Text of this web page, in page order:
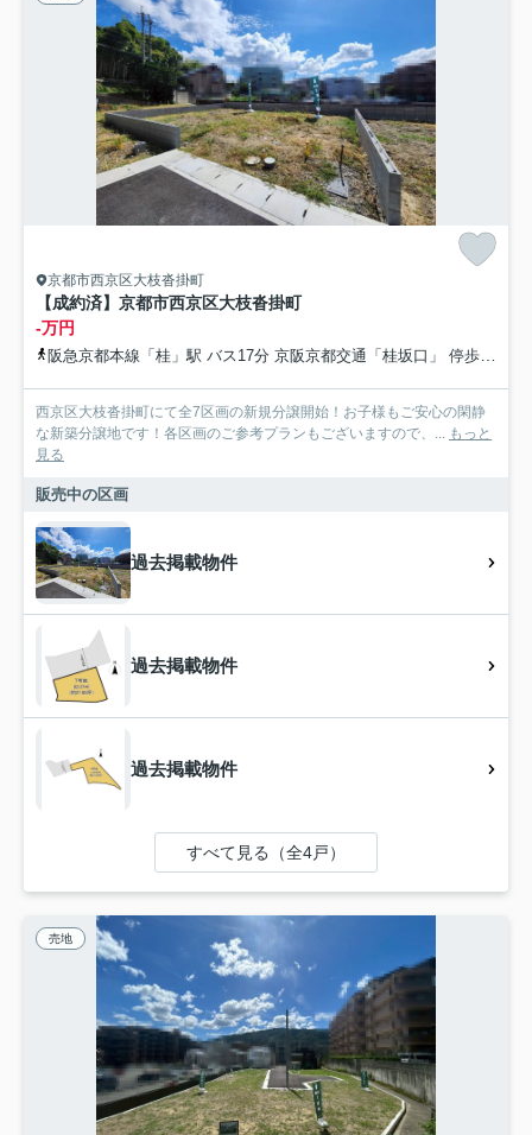
京都市西京区大枝沓掛町
【成約済】京都市西京区大枝沓掛町
-万円
阪急京都本線「桂」駅 バス17分 京阪京都交通「桂坂口」 停歩2分
西京区大枝沓掛町にて全7区画の新規分譲開始！お子様もご安心の閑静
な新築分譲地です！各区画のご参考プランもございますので、... もっと
見る
販売中の区画
過去掲載物件
過去掲載物件
過去掲載物件
すべて見る（全4戸）
売地